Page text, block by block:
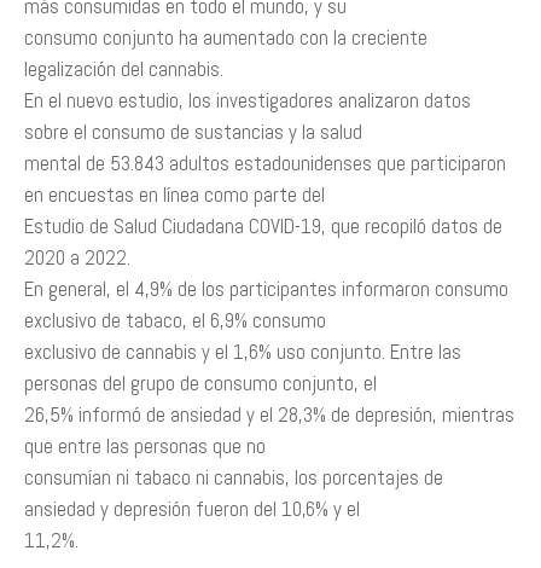
más consumidas en todo el mundo, y su
consumo conjunto ha aumentado con la creciente
legalización del cannabis.
En el nuevo estudio, los investigadores analizaron datos
sobre el consumo de sustancias y la salud
mental de 53.843 adultos estadounidenses que participaron
en encuestas en línea como parte del
Estudio de Salud Ciudadana COVID-19, que recopiló datos de
2020 a 2022.
En general, el 4,9% de los participantes informaron consumo
exclusivo de tabaco, el 6,9% consumo
exclusivo de cannabis y el 1,6% uso conjunto. Entre las
personas del grupo de consumo conjunto, el
26,5% informó de ansiedad y el 28,3% de depresión, mientras
que entre las personas que no
consumían ni tabaco ni cannabis, los porcentajes de
ansiedad y depresión fueron del 10,6% y el
11,2%.